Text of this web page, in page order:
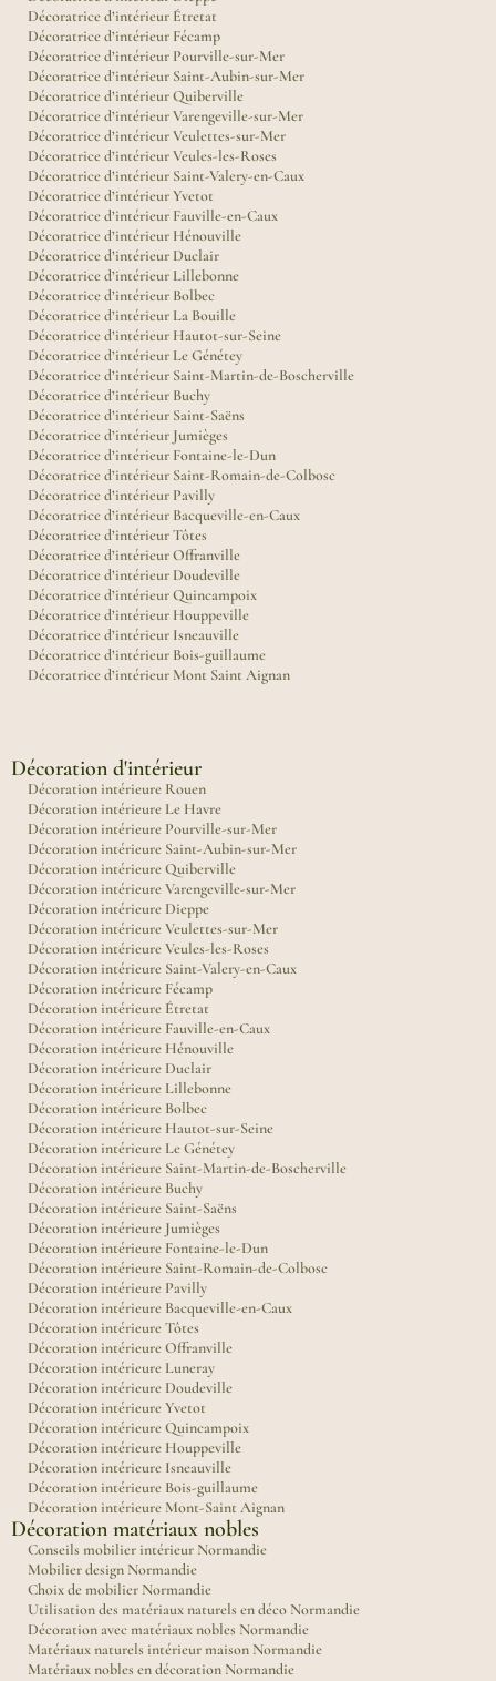
Décoratrice d’intérieur Étretat
Décoratrice d’intérieur Fécamp
Décoratrice d’intérieur Pourville-sur-Mer
Décoratrice d’intérieur Saint-Aubin-sur-Mer
Décoratrice d’intérieur Quiberville
Décoratrice d’intérieur Varengeville-sur-Mer
Décoratrice d’intérieur Veulettes-sur-Mer
Décoratrice d’intérieur Veules-les-Roses
Décoratrice d’intérieur Saint-Valery-en-Caux
Décoratrice d’intérieur Yvetot
Décoratrice d’intérieur Fauville-en-Caux
Décoratrice d’intérieur Hénouville
Décoratrice d’intérieur Duclair
Décoratrice d’intérieur Lillebonne
Décoratrice d’intérieur Bolbec
Décoratrice d’intérieur La Bouille
Décoratrice d’intérieur Hautot-sur-Seine
Décoratrice d’intérieur Le Génétey
Décoratrice d’intérieur Saint-Martin-de-Boscherville
Décoratrice d’intérieur Buchy
Décoratrice d’intérieur Saint-Saëns
Décoratrice d’intérieur Jumièges
Décoratrice d’intérieur Fontaine-le-Dun
Décoratrice d’intérieur Saint-Romain-de-Colbosc
Décoratrice d’intérieur Pavilly
Décoratrice d’intérieur Bacqueville-en-Caux
Décoratrice d’intérieur Tôtes
Décoratrice d’intérieur Offranville
Décoratrice d’intérieur Doudeville
Décoratrice d’intérieur Quincampoix
Décoratrice d’intérieur Houppeville
Décoratrice d’intérieur Isneauville
Décoratrice d’intérieur Bois-guillaume
Décoratrice d’intérieur Mont Saint Aignan
Décoration d'intérieur
Décoration intérieure Rouen
Décoration intérieure Le Havre
Décoration intérieure Pourville-sur-Mer
Décoration intérieure Saint-Aubin-sur-Mer
Décoration intérieure Quiberville
Décoration intérieure Varengeville-sur-Mer
Décoration intérieure Dieppe
Décoration intérieure Veulettes-sur-Mer
Décoration intérieure Veules-les-Roses
Décoration intérieure Saint-Valery-en-Caux
Décoration intérieure Fécamp
Décoration intérieure Étretat
Décoration intérieure Fauville-en-Caux
Décoration intérieure Hénouville
Décoration intérieure Duclair
Décoration intérieure Lillebonne
Décoration intérieure Bolbec
Décoration intérieure Hautot-sur-Seine
Décoration intérieure Le Génétey
Décoration intérieure Saint-Martin-de-Boscherville
Décoration intérieure Buchy
Décoration intérieure Saint-Saëns
Décoration intérieure Jumièges
Décoration intérieure Fontaine-le-Dun
Décoration intérieure Saint-Romain-de-Colbosc
Décoration intérieure Pavilly
Décoration intérieure Bacqueville-en-Caux
Décoration intérieure Tôtes
Décoration intérieure Offranville
Décoration intérieure Luneray
Décoration intérieure Doudeville
Décoration intérieure Yvetot
Décoration intérieure Quincampoix
Décoration intérieure Houppeville
Décoration intérieure Isneauville
Décoration intérieure Bois-guillaume
Décoration intérieure Mont-Saint Aignan
Décoration matériaux nobles
Conseils mobilier intérieur Normandie
Mobilier design Normandie
Choix de mobilier Normandie
Utilisation des matériaux naturels en déco Normandie
Décoration avec matériaux nobles Normandie
Matériaux naturels intérieur maison Normandie
Matériaux nobles en décoration Normandie